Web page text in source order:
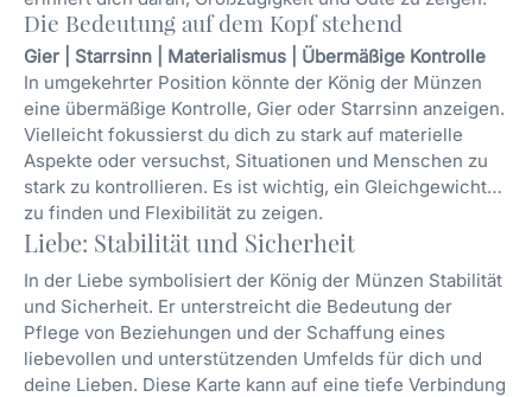
Die Bedeutung auf dem Kopf stehend
Gier | Starrsinn | Materialismus | Übermäßige Kontrolle
In umgekehrter Position könnte der König der Münzen
eine übermäßige Kontrolle, Gier oder Starrsinn anzeigen.
Vielleicht fokussierst du dich zu stark auf materielle
Aspekte oder versuchst, Situationen und Menschen zu
stark zu kontrollieren. Es ist wichtig, ein Gleichgewicht
zu finden und Flexibilität zu zeigen.
Liebe: Stabilität und Sicherheit
In der Liebe symbolisiert der König der Münzen Stabilität
und Sicherheit. Er unterstreicht die Bedeutung der
Pflege von Beziehungen und der Schaffung eines
liebevollen und unterstützenden Umfelds für dich und
deine Lieben. Diese Karte kann auf eine tiefe Verbindung